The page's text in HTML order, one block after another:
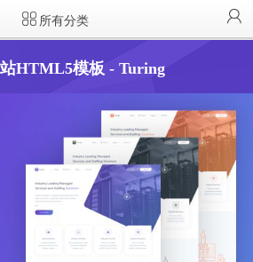
所有分类
HTML5模板 - Turing